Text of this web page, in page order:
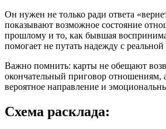
Он нужен не только ради ответа
показывают возможное состояние
прошлому и то, как бывшая
помогает не путать надежду с
Важно помнить: карты не обещают
окончательный приговор отношениям,
вероятное направление и
Схема расклада: